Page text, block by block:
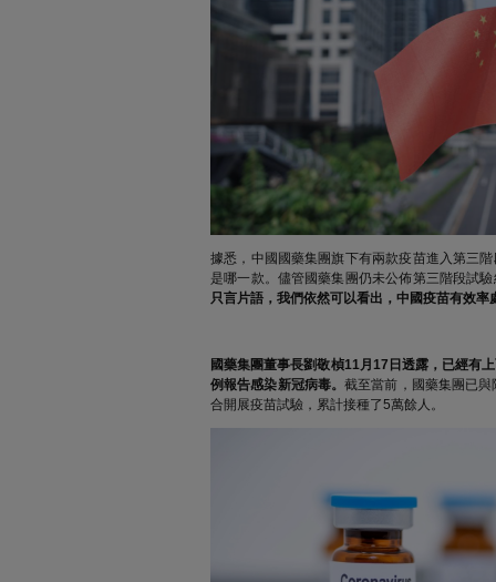
據悉，中國國藥集團旗下有兩款疫苗進入第三
是哪一款。儘管國藥集團仍未公佈第三階段試
只言片語，我們依然可以看出，中國疫苗有效率
國藥集團董事長劉敬楨11月17日透露，已經有
例報告感染新冠病毒。截至當前，國藥集團已
合開展疫苗試驗，累計接種了5萬餘人。